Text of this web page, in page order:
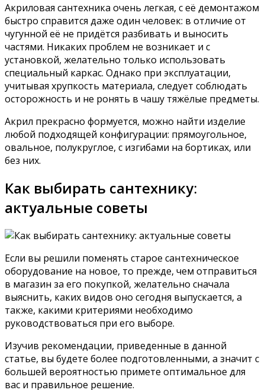
Акриловая сантехника очень легкая, с её демонтажом
быстро справится даже один человек: в отличие от
чугунной её не придётся разбивать и выносить
частями. Никаких проблем не возникает и с
установкой, желательно только использовать
специальный каркас. Однако при эксплуатации,
учитывая хрупкость материала, следует соблюдать
осторожность и не ронять в чашу тяжёлые предметы.
Акрил прекрасно формуется, можно найти изделие
любой подходящей конфигурации: прямоугольное,
овальное, полукруглое, с изгибами на бортиках, или
без них.
Как выбирать сантехнику:
актуальные советы
Если вы решили поменять старое сантехническое
оборудование на новое, то прежде, чем отправиться
в магазин за его покупкой, желательно сначала
выяснить, каких видов оно сегодня выпускается, а
также, какими критериями необходимо
руководствоваться при его выборе.
Изучив рекомендации, приведенные в данной
статье, вы будете более подготовленными, а значит с
большей вероятностью примете оптимальное для
вас и правильное решение.